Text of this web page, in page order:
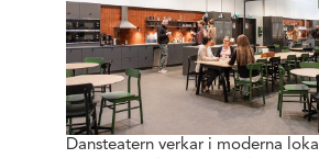
Dansteatern verkar i moderna